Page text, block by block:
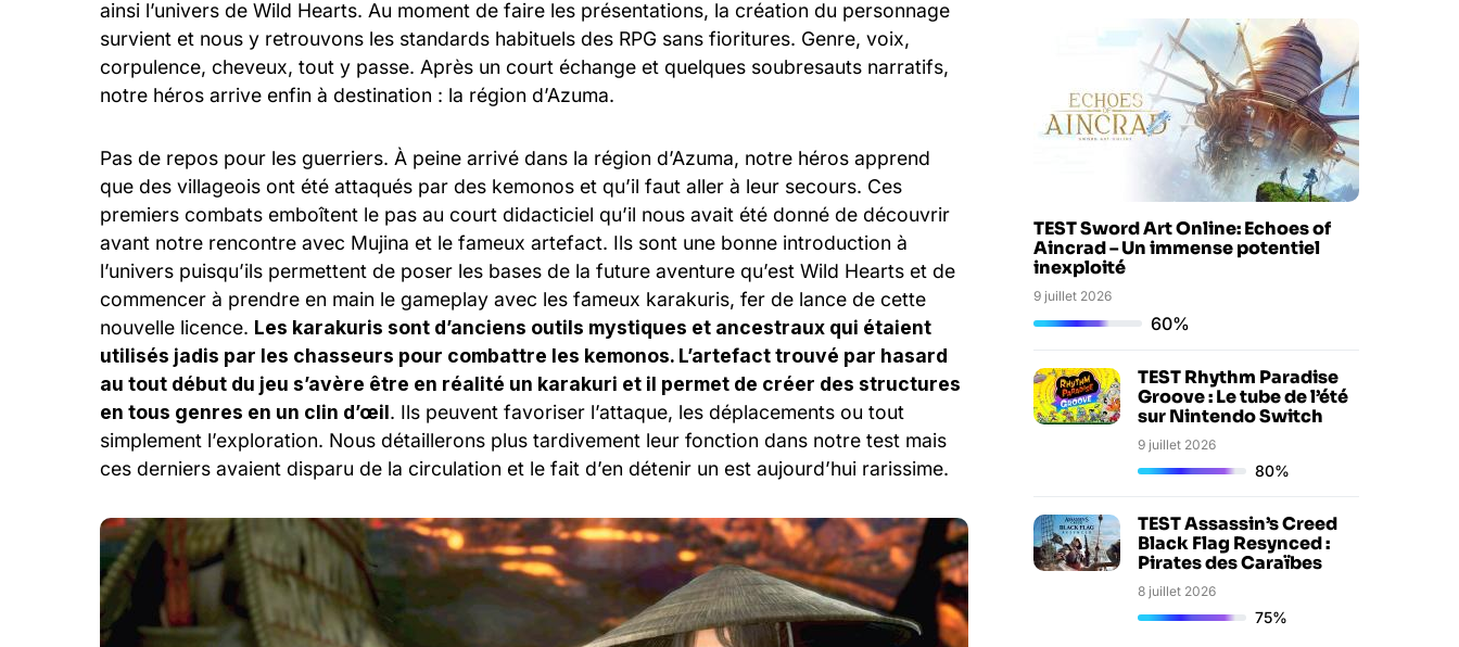
ainsi l’univers de Wild Hearts. Au moment de faire les présentations, la création du personnage
survient et nous y retrouvons les standards habituels des RPG sans fioritures. Genre, voix,
corpulence, cheveux, tout y passe. Après un court échange et quelques soubresauts narratifs,
notre héros arrive enfin à destination : la région d’Azuma.
Pas de repos pour les guerriers. À peine arrivé dans la région d’Azuma, notre héros apprend
que des villageois ont été attaqués par des kemonos et qu’il faut aller à leur secours. Ces
premiers combats emboîtent le pas au court didacticiel qu’il nous avait été donné de découvrir
avant notre rencontre avec Mujina et le fameux artefact. Ils sont une bonne introduction à
l’univers puisqu’ils permettent de poser les bases de la future aventure qu’est Wild Hearts et de
commencer à prendre en main le gameplay avec les fameux karakuris, fer de lance de cette
nouvelle licence. Les karakuris sont d’anciens outils mystiques et ancestraux qui étaient
utilisés jadis par les chasseurs pour combattre les kemonos. L’artefact trouvé par hasard
au tout début du jeu s’avère être en réalité un karakuri et il permet de créer des structures
en tous genres en un clin d’œil. Ils peuvent favoriser l’attaque, les déplacements ou tout
simplement l’exploration. Nous détaillerons plus tardivement leur fonction dans notre test mais
ces derniers avaient disparu de la circulation et le fait d’en détenir un est aujourd’hui rarissime.
TEST Sword Art Online: Echoes of
Aincrad – Un immense potentiel
inexploité
9 juillet 2026
60%
TEST Rhythm Paradise
Groove : Le tube de l’été
sur Nintendo Switch
9 juillet 2026
80%
TEST Assassin’s Creed
Black Flag Resynced :
Pirates des Caraïbes
8 juillet 2026
75%